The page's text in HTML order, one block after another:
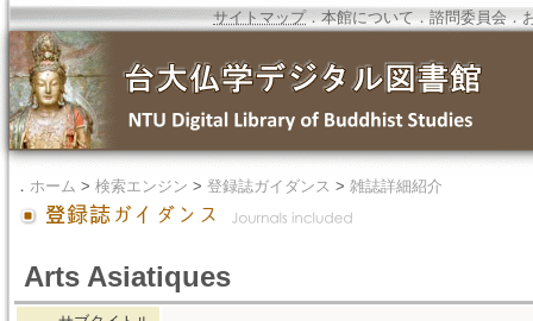
サイトマップ．本館について．諮問委員会．
． ホーム > 検索エンジン > 登録誌ガイダンス > 雑誌詳細紹介
Arts Asiatiques